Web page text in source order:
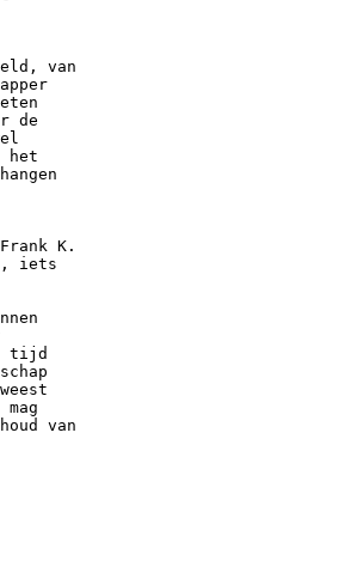
van
de
het
K.
iets
tijd
van